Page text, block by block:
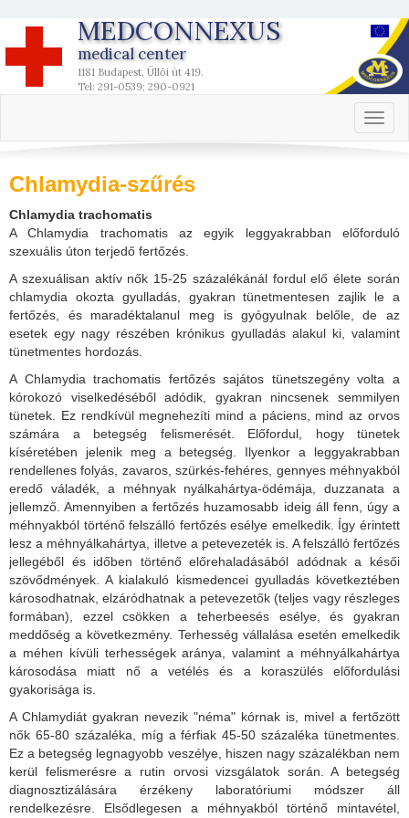
MEDCONNEXUS
medical center
1181 Budapest, Üllői út 419.
Tel: 291-0539; 290-0921
Chlamydia-szűrés
Chlamydia trachomatis
A Chlamydia trachomatis az egyik leggyakrabban előforduló
szexuális úton terjedő fertőzés.
A szexuálisan aktív nők 15-25 százalékánál fordul elő élete során
chlamydia okozta gyulladás, gyakran tünetmentesen zajlik le a
fertőzés, és maradéktalanul meg is gyógyulnak belőle, de az
esetek egy nagy részében krónikus gyulladás alakul ki, valamint
tünetmentes hordozás.
A Chlamydia trachomatis fertőzés sajátos tünetszegény volta a
kórokozó viselkedéséből adódik, gyakran nincsenek semmilyen
tünetek. Ez rendkívül megnehezíti mind a páciens, mind az orvos
számára a betegség felismerését. Előfordul, hogy tünetek
kíséretében jelenik meg a betegség. Ilyenkor a leggyakrabban
rendellenes folyás, zavaros, szürkés-fehéres, gennyes méhnyakból
eredő váladék, a méhnyak nyálkahártya-ödémája, duzzanata a
jellemző. Amennyiben a fertőzés huzamosabb ideig áll fenn, úgy a
méhnyakból történő felszálló fertőzés esélye emelkedik. Így érintett
lesz a méhnyálkahártya, illetve a petevezeték is. A felszálló fertőzés
jellegéből és időben történő előrehaladásából adódnak a késői
szövődmények. A kialakuló kismedencei gyulladás következtében
károsodhatnak, elzáródhatnak a petevezetők (teljes vagy részleges
formában), ezzel csökken a teherbeesés esélye, és gyakran
meddőség a következmény. Terhesség vállalása esetén emelkedik
a méhen kívüli terhességek aránya, valamint a méhnyálkahártya
károsodása miatt nő a vetélés és a koraszülés előfordulási
gyakorisága is.
A Chlamydiát gyakran nevezik "néma" kórnak is, mivel a fertőzött
nők 65-80 százaléka, míg a férfiak 45-50 százaléka tünetmentes.
Ez a betegség legnagyobb veszélye, hiszen nagy százalékban nem
kerül felismerésre a rutin orvosi vizsgálatok során. A betegség
diagnosztizálására érzékeny laboratóriumi módszer áll
rendelkezésre. Elsődlegesen a méhnyakból történő mintavétel,